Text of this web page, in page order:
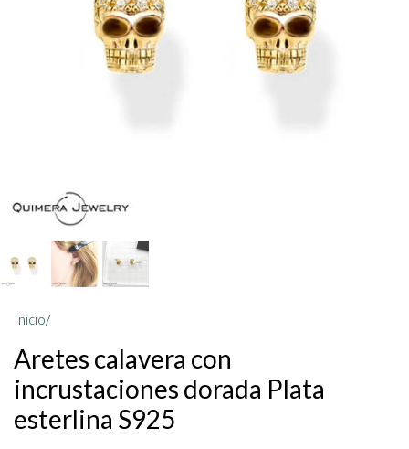
Inicio/
Aretes calavera con
incrustaciones dorada Plata
esterlina S925